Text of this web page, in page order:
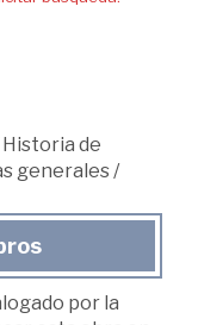
Historia de
generales/
por la